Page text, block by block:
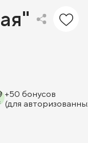
+50 бонусов
(для